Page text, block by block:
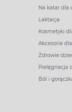
Na katar dla
Laktacja
Kosmetyki
Akcesoria
Zdrowie
Pielęgnacja
Ból i